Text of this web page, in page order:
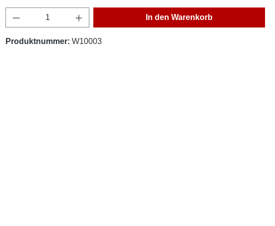
Produkt Anzahl: Gib den gewünschten Wert ein
In den Warenkorb
Produktnummer: W10003